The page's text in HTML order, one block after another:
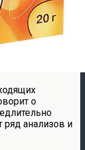
о
ряд анализов и